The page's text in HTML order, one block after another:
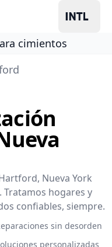
cimientos
Nueva York
hogares y
confiables, siempre.
sin desorden
personalizadas